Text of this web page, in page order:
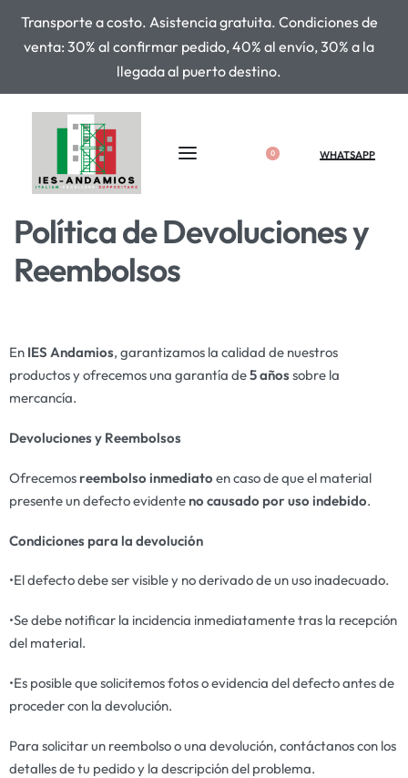
Transporte a costo. Asistencia gratuita. Condiciones de
venta: 30% al confirmar pedido, 40% al envío, 30% a la
llegada al puerto destino.
0 WHATSAPP
Política de Devoluciones y
Reembolsos
En IES Andamios, garantizamos la calidad de nuestros
productos y ofrecemos una garantía de5 añossobre la
mercancía.
Devoluciones y Reembolsos
Ofrecemos reembolso inmediato en caso de que el material
presente un defecto evidente no causado por uso indebido.
Condiciones para la devolución
•El defecto debe ser visible y no derivado de un uso inadecuado.
•Se debe notificar la incidencia inmediatamente tras la recepción
del material.
•Es posible que solicitemos fotos o evidencia del defecto antes de
proceder con la devolución.
Para solicitar un reembolso o una devolución, contáctanos con los
detalles de tu pedido y la descripción del problema.